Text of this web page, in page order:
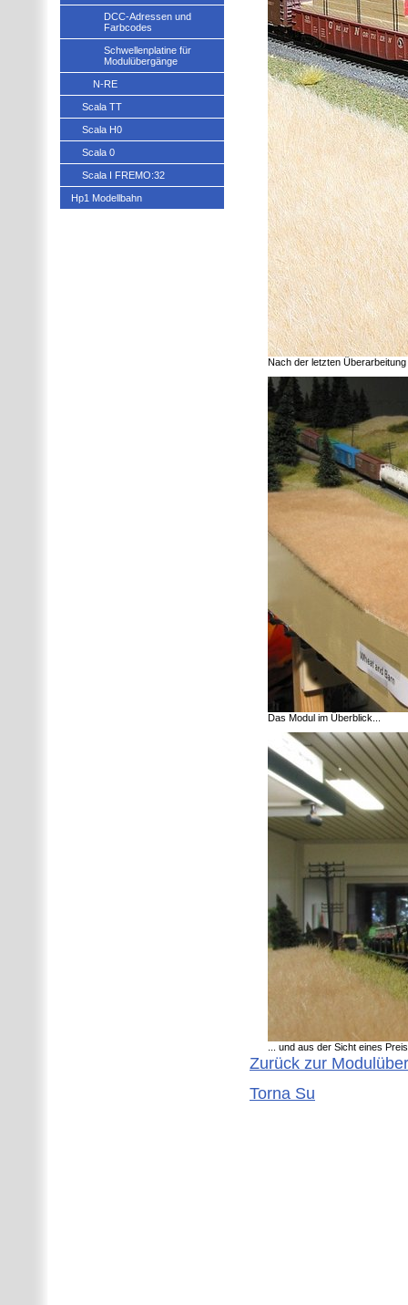
Nach der letzten Überarbeitung
Das Modul im Überblick...
... und aus der Sicht eines
Zurück zur
Torna Su
DCC-Adressen und
Farbcodes
Schwellenplatine für
Modulübergänge
N-RE
Scala TT
Scala H0
Scala 0
Scala I FREMO:32
Hp1 Modellbahn